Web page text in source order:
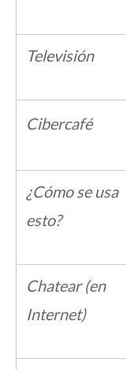
Televisión
Cibercafé
¿Cómo se usa
esto?
Chatear (en
Internet)